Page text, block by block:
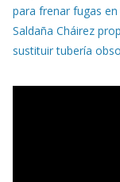
para frenar fugas
Saldaña Cháirez
sustituir tubería